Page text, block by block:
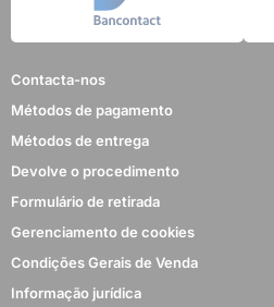
Contacta-nos
Métodos de pagamento
Métodos de entrega
Devolve o procedimento
Formulário de retirada
Gerenciamento de cookies
Condições Gerais de Venda
Informação jurídica